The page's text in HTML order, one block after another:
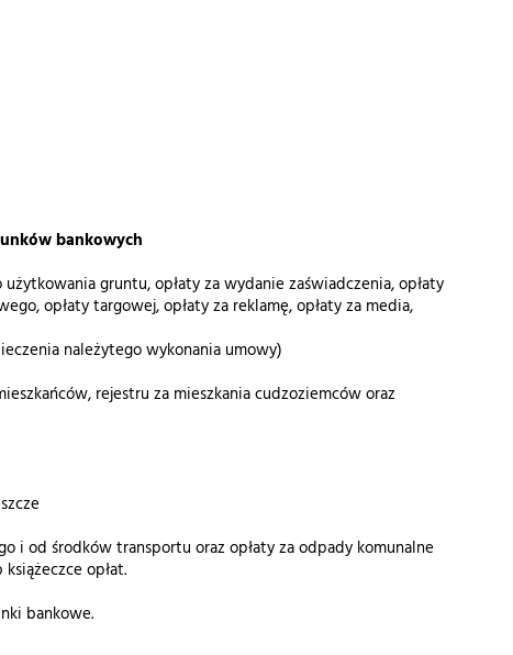
bankowych
gruntu, opłaty za wydanie zaświadczenia, opłaty
opłaty targowej, opłaty za reklamę, opłaty za media,
należytego wykonania umowy)
rejestru za mieszkania cudzoziemców oraz
i od środków transportu oraz opłaty za odpady komunalne
opłat.
bankowe.